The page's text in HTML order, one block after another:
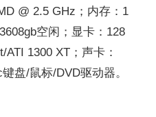
@ 2.5 GHz；内存：1
空闲；显卡：128
1300 XT；声卡：
盘/鼠标/DVD驱动器。